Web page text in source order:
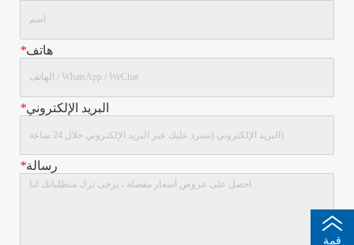
*هاتف
*البريد الإلكتروني
*رسالة
قمة